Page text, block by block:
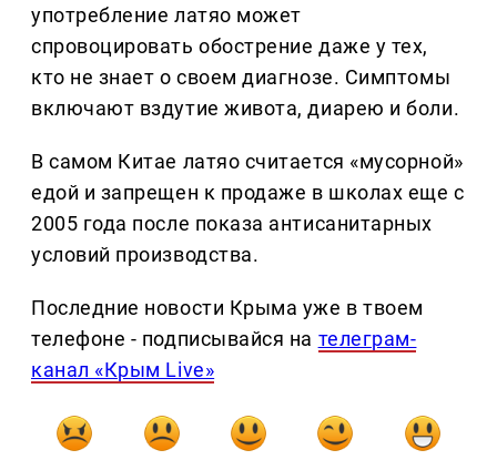
употребление латяо может
спровоцировать обострение даже у тех,
кто не знает о своем диагнозе. Симптомы
включают вздутие живота, диарею и боли.
В самом Китае латяо считается «мусорной»
едой и запрещен к продаже в школах еще с
2005 года после показа антисанитарных
условий производства.
Последние новости Крыма уже в твоем
телефоне - подписывайся на телеграм-
канал «Крым Live»